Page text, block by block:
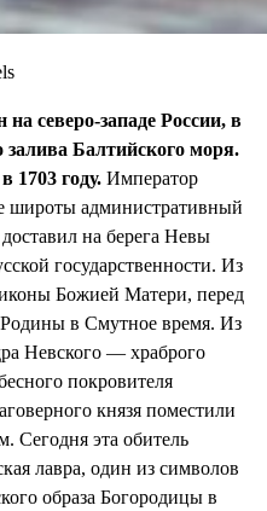
северо-западе России, в
Балтийского моря.
1703 году. Император
широты административный
на берега Невы
государственности. Из
Божией Матери, перед
в Смутное время. Из
Невского — храброго
покровителя
князя поместили
Сегодня эта обитель
лавра, один из символов
образа Богородицы в